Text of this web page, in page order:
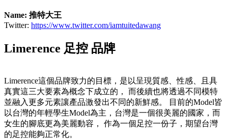
Name: 推特大王
Twitter: https://www.twitter.com/iamtuitedawang
Limerence 足控 品牌
Limerence這個品牌致力的目標，是以呈現質感、性感、且具
真實這三大要素為概念下成立的， 而後續也將透過不同模特
並融入更多元素讓產品激發出不同的新鮮感。 目前的Model皆
以台灣的年輕學生Model為主，台灣是一個很美麗的國家，而
女生的腳底更為美麗動容， 作為一個足控一份子，期望台灣
的足控能夠正常化。